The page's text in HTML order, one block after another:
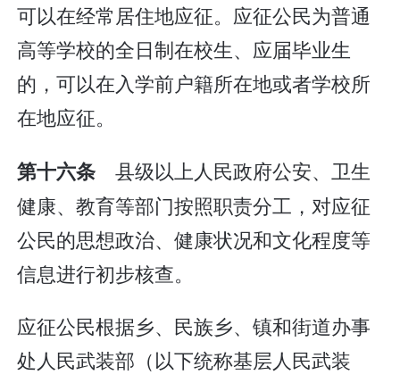
可以在经常居住地应征。应征公民为普通
高等学校的全日制在校生、应届毕业生
的，可以在入学前户籍所在地或者学校所
在地应征。
第十六条 县级以上人民政府公安、卫生
健康、教育等部门按照职责分工，对应征
公民的思想政治、健康状况和文化程度等
信息进行初步核查。
应征公民根据乡、民族乡、镇和街道办事
处人民武装部（以下统称基层人民武装